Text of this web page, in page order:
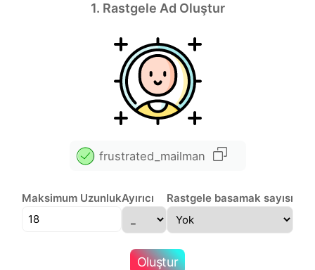
1. Rastgele Ad Oluştur
frustrated_mailman
Maksimum UzunlukAyırıcı Rastgele basamak sayısı
Oluştur